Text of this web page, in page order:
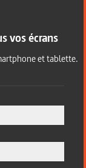
vos écrans
et tablette.